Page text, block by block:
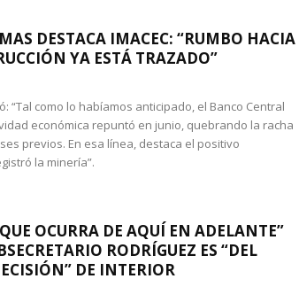
DESTACA IMACEC: “RUMBO HACIA
YA ESTÁ TRAZADO”
“Tal como lo habíamos anticipado, el Banco Central
económica repuntó en junio, quebrando la racha
previos. En esa línea, destaca el positivo
la minería”.
OCURRA DE AQUÍ EN ADELANTE”
RODRÍGUEZ ES “DEL
DE INTERIOR